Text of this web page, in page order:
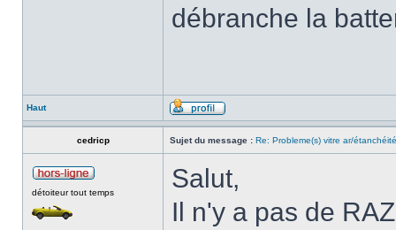
débranche la
Haut
cedricp Sujet du message : Re: Probleme(s) vitre ar/
détoiteur tout temps
Salut,
Il n'y a pas de